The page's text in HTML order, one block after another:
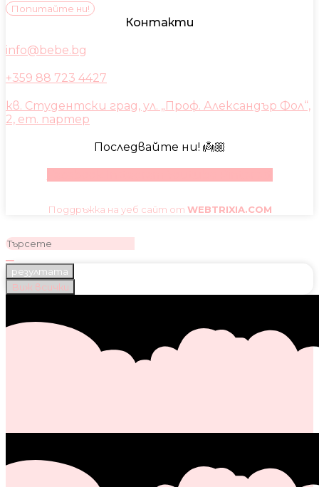
Попитайте ни!
Контакти
info@bebe.bg
+359 88 723 4427
кв. Студентски град, ул. „Проф. Александър Фол“,
2, ет. партер
Последвайте ни! 👼🏼
Поддръжка на уеб сайт от WEBTRIXIA.COM
резултата
Виж всички